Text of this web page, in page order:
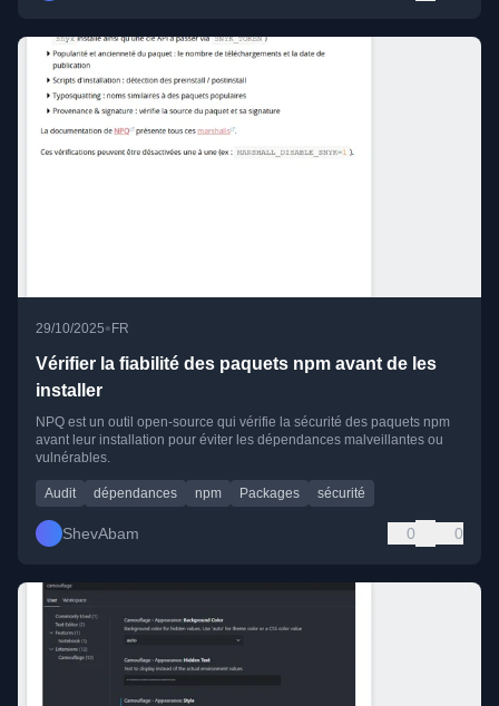
29/10/2025• FR
Vérifier la fiabilité des paquets npm avant de les
installer
NPQ est un outil open-source qui vérifie la sécurité des paquets npm
avant leur installation pour éviter les dépendances malveillantes ou
vulnérables.
Audit dépendances npm Packages sécurité
ShevAbam 0 0